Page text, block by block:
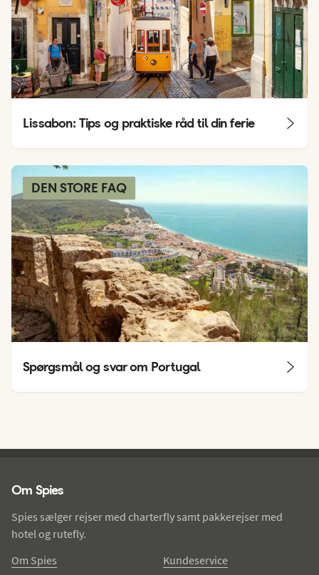
Lissabon: Tips og praktiske råd til din ferie
DEN STORE FAQ
Spørgsmål og svar om Portugal
Om Spies
Spies sælger rejser med charterfly samt pakkerejser med
hotel og rutefly.
Om Spies
Kundeservice